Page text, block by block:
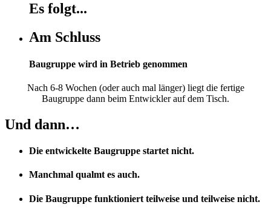
Es folgt...
Am Schluss
Baugruppe wird in Betrieb genommen
Nach 6-8 Wochen (oder auch mal länger) liegt die fertige
Baugruppe dann beim Entwickler auf dem Tisch.
Und dann…
Die entwickelte Baugruppe startet nicht.
Manchmal qualmt es auch.
Die Baugruppe funktioniert teilweise und teilweise nicht.